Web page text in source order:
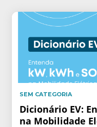
SEM CATEGORIA
Dicionário EV:
na Mobilidade